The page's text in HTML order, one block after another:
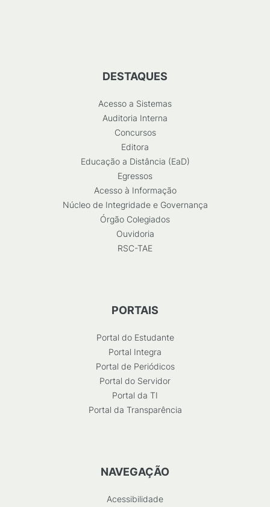
DESTAQUES
Acesso a Sistemas
Auditoria Interna
Concursos
Editora
Educação a Distância (EaD)
Egressos
Acesso à Informação
Núcleo de Integridade e Governança
Órgão Colegiados
Ouvidoria
RSC-TAE
PORTAIS
Portal do Estudante
Portal Integra
Portal de Periódicos
Portal do Servidor
Portal da TI
Portal da Transparência
NAVEGAÇÃO
Acessibilidade